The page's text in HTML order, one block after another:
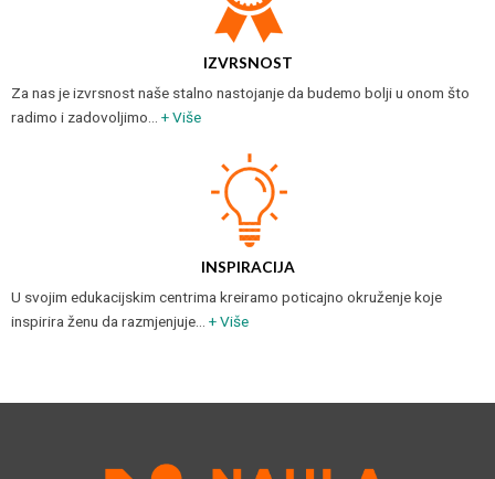
IZVRSNOST
Za nas je izvrsnost naše stalno nastojanje da budemo bolji u onom što
radimo i zadovoljimo… + Više
INSPIRACIJA
U svojim edukacijskim centrima kreiramo poticajno okruženje koje
inspirira ženu da razmjenjuje… + Više